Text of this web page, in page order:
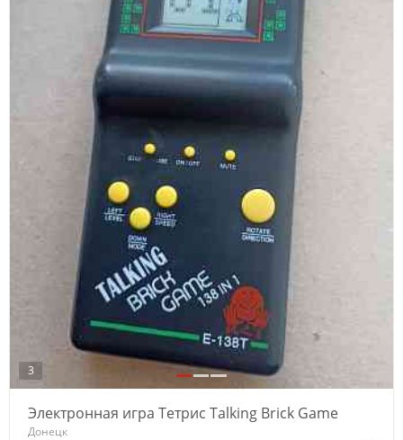
3
Электронная игра Тетрис Talking Brick Game
Донецк